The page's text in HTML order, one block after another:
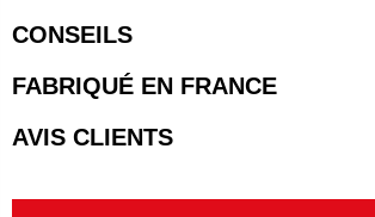
CONSEILS
FABRIQUÉ EN FRANCE
AVIS CLIENTS